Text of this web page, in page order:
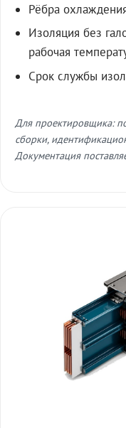
Рёбра
Изоляция без
рабочая
Срок службы
Для проектировщика:
сборки,
Документация